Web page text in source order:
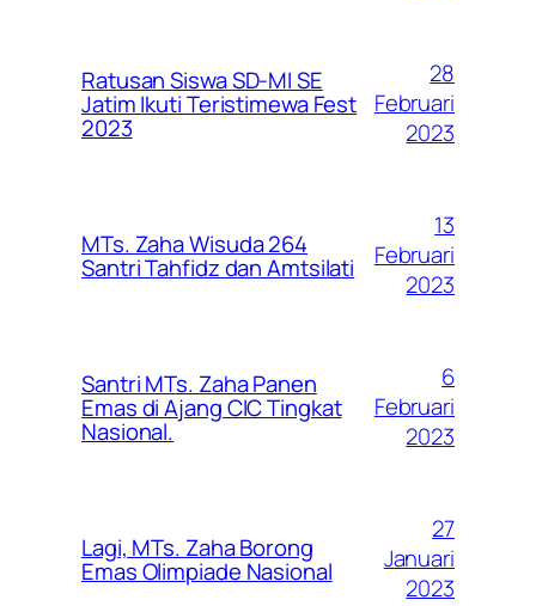
Ratusan Siswa SD-MI SE
Jatim Ikuti Teristimewa Fest
2023
28
Februari
2023
MTs. Zaha Wisuda 264
Santri Tahfidz dan Amtsilati
13
Februari
2023
Santri MTs. Zaha Panen
Emas di Ajang CIC Tingkat
Nasional.
6
Februari
2023
Lagi, MTs. Zaha Borong
Emas Olimpiade Nasional
27
Januari
2023